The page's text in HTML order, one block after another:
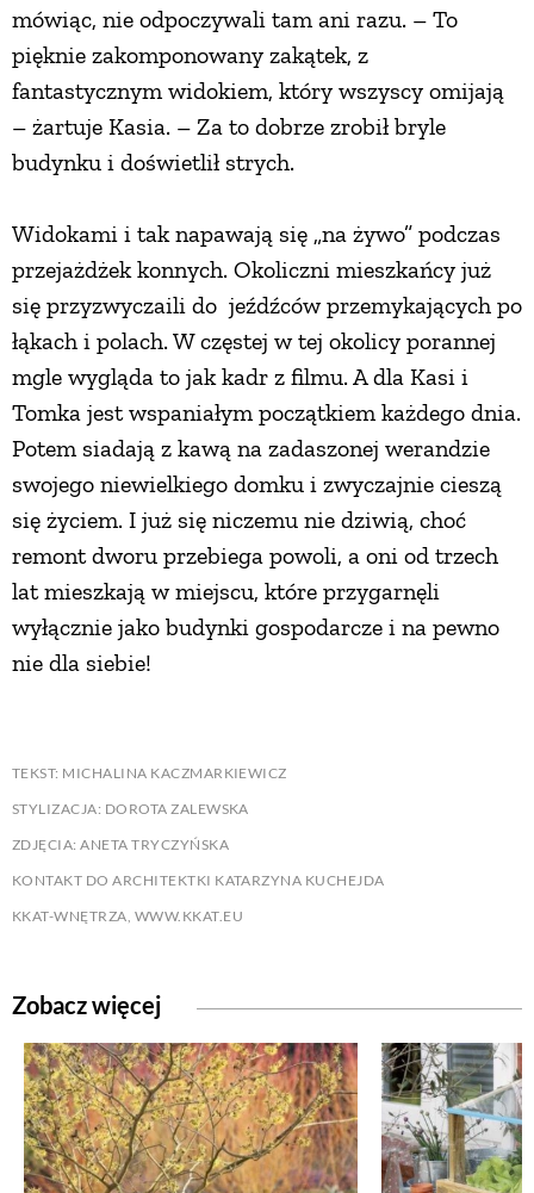
mówiąc, nie odpoczywali tam ani razu. – To
pięknie zakomponowany zakątek, z
fantastycznym widokiem, który wszyscy omijają
– żartuje Kasia. – Za to dobrze zrobił bryle
budynku i doświetlił strych.
Widokami i tak napawają się „na żywo” podczas
przejażdżek konnych. Okoliczni mieszkańcy już
się przyzwyczaili do jeźdźców przemykających po
łąkach i polach. W częstej w tej okolicy porannej
mgle wygląda to jak kadr z filmu. A dla Kasi i
Tomka jest wspaniałym początkiem każdego dnia.
Potem siadają z kawą na zadaszonej werandzie
swojego niewielkiego domku i zwyczajnie cieszą
się życiem. I już się niczemu nie dziwią, choć
remont dworu przebiega powoli, a oni od trzech
lat mieszkają w miejscu, które przygarnęli
wyłącznie jako budynki gospodarcze i na pewno
nie dla siebie!
TEKST: MICHALINA KACZMARKIEWICZ
STYLIZACJA: DOROTA ZALEWSKA
ZDJĘCIA: ANETA TRYCZYŃSKA
KONTAKT DO ARCHITEKTKI KATARZYNA KUCHEJDA
KKAT-WNĘTRZA, WWW.KKAT.EU
Zobacz więcej